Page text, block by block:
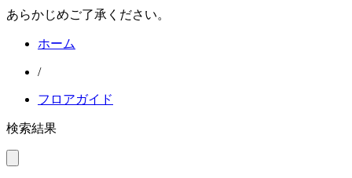
あらかじめご了承ください。
ホーム
/
フロアガイド
検索結果